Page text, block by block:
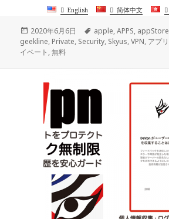
投
稿
日:
2020年6月6日
タ
グ
apple,APPS, appStore
geekline, Private, Security, Skyus,VPN, アプリ
イベート ,無料
English 简体中文